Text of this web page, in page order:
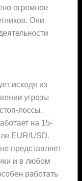
огромное
Они
исходя из
угрозы
лоссы.
на 15-
EUR/USD.
представляет
и в любом
работать